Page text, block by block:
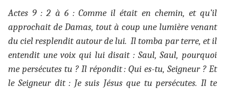
Actes 9 : 2 à 6 : Comme il était en chemin, et qu’il
approchait de Damas, tout à coup une lumière venant
du ciel resplendit autour de lui. Il tomba par terre, et il
entendit une voix qui lui disait : Saul, Saul, pourquoi
me persécutes tu ? Il répondit : Qui es-tu, Seigneur ? Et
le Seigneur dit : Je suis Jésus que tu persécutes. Il te